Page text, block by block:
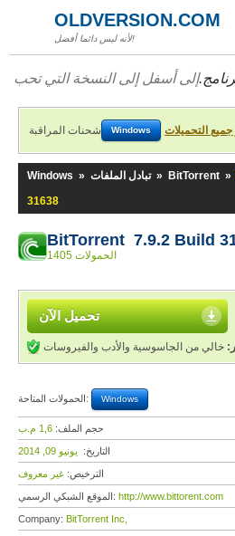
OLDVERSION.COM
لأنه ليس دائما أفضل!
شحنات المراقبة Windows التحميلات
Windows » تبادل الملفات » BitTorrent »
31638
BitTorrent 7.9.2 Build
1405 الحمولات
تحميل الآن
خالي من الجاسوسية والأدب والفيروسات
الحمولات المتاحة: Windows
حجم الملف: 1,6 م.ب
التاريخ: يونيو 09, 2014
الترخيص: غير معروف
الموقع الشبكي الرسمي: http://www.bittorent.com
Company: BitTorrent Inc,